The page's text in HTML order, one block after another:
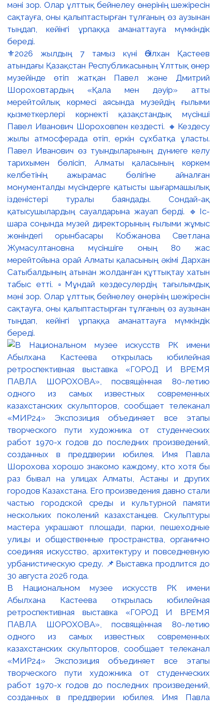
⚜️2026 жылдың 7 тамыз күні Әбілхан Қастеев
атындағы Қазақстан Республикасының Ұлттық өнер
музейінде өтіп жатқан Павел және Дмитрий
Шороховтардың «Қала мен дәуір» атты
мерейтойлық көрмесі аясында музейдің ғылыми
қызметкерлері көрнекті қазақстандық мүсінші
Павел Иванович Шороховпен кездесті. 🔸Кездесу
жылы атмосферада өтіп, еркін сұхбатқа ұласты.
Павел Иванович өз туындыларының дүниеге келу
тарихымен бөлісіп, Алматы қаласының көркем
келбетінің ажырамас бөлігіне айналған
монументалды мүсіндерге қатысты шығармашылық
ізденістері туралы баяндады. Сондай-ақ
қатысушылардың сауалдарына жауап берді. 🔹Іс-
шара соңында музей директорының ғылыми жұмыс
жөніндегі орынбасары Кобжанова Светлана
Жумасултановна мүсіншіге оның 80 жас
мерейтойына орай Алматы қаласының әкімі Дархан
Сатыбалдының атынан жолданған құттықтау хатын
табыс етті. ▫️Мұндай кездесулердің тағылымдық
мәні зор. Олар ұлттық бейнелеу өнерінің шежіресін
сақтауға, оны қалыптастырған тұлғаның өз аузынан
тыңдап, кейінгі ұрпаққа аманаттауға мүмкіндік
береді.
В Национальном музее искусств РК имени
Абылхана Кастеева открылась юбилейная
ретроспективная выставка «ГОРОД И ВРЕМЯ
ПАВЛА ШОРОХОВА», посвящённая 80-летию
одного из самых известных современных
казахстанских скульпторов, сообщает телеканал
«МИР24» Экспозиция объединяет все этапы
творческого пути художника от студенческих
работ 1970-х годов до последних произведений,
созданных в преддверии юбилея. Имя Павла